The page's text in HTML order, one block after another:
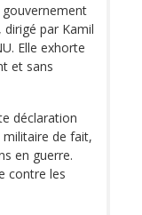
gouvernement
par Kamil
Elle exhorte
et sans
déclaration
de fait,
en guerre.
contre les